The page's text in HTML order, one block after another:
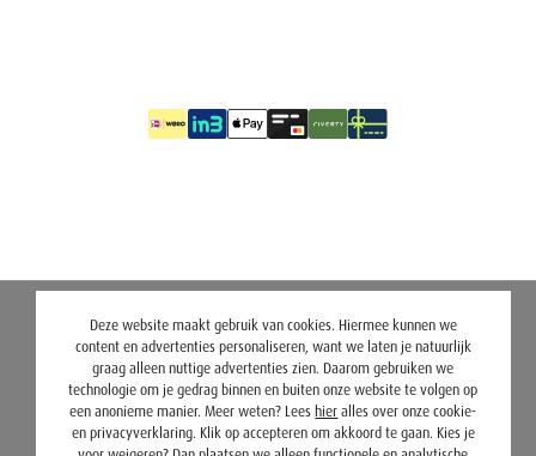
Deze website maakt gebruik van cookies. Hiermee kunnen we
content en advertenties personaliseren, want we laten je natuurlijk
graag alleen nuttige advertenties zien. Daarom gebruiken we
technologie om je gedrag binnen en buiten onze website te volgen op
een anonieme manier. Meer weten? Lees hier alles over onze cookie-
en privacyverklaring. Klik op accepteren om akkoord te gaan. Kies je